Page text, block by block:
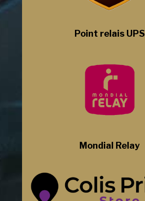
Point relais UPS
Mondial Relay